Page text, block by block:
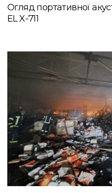
Огляд портативної
EL X-711